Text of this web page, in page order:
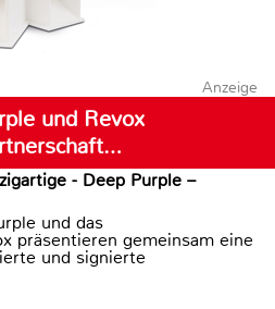
Anzeige
und Revox
- Deep Purple –
und das
präsentieren gemeinsam eine
und signierte